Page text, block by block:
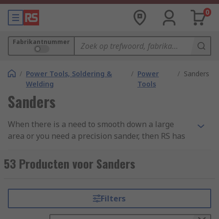
0
Fabrikantnummer
/ Power Tools, Soldering &
Welding
/ Power
Tools
/ Sanders
Sanders
When there is a need to smooth down a large
area or you need a precision sander, then RS has
sanders, orbital sanders and palm sanders.
These sanders come from a well-known brand
as well as our own brand RS PRO. Discover more
in ourcomplete guide to sanders.
53 Producten voor Sanders
Filters